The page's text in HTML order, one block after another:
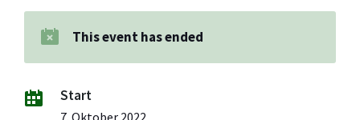
This event has ended
Start
7. Oktober 2022